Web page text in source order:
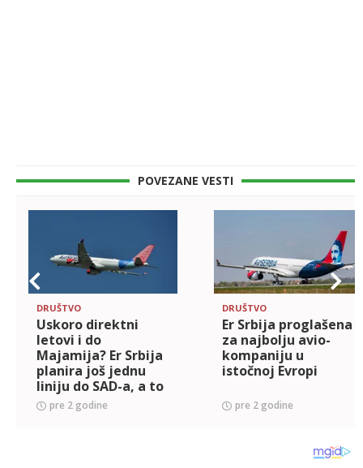
POVEZANE VESTI
DRUŠTVO
Uskoro direktni
letovi i do
Majamija? Er Srbija
planira još jednu
liniju do SAD-a, a to
nije sve
pre 2 godine
DRUŠTVO
Er Srbija proglašena
za najbolju avio-
kompaniju u
istočnoj Evropi
pre 2 godine